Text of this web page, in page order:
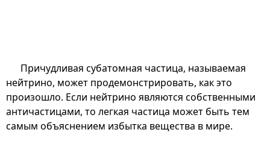
Причудливая субатомная частица, называемая
нейтрино, может продемонстрировать, как это
произошло. Если нейтрино являются собственными
античастицами, то легкая частица может быть тем
самым объяснением избытка вещества в мире.